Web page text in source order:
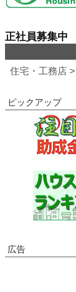
正社員募集中
住宅・工務店 >
ピックアップ
広告